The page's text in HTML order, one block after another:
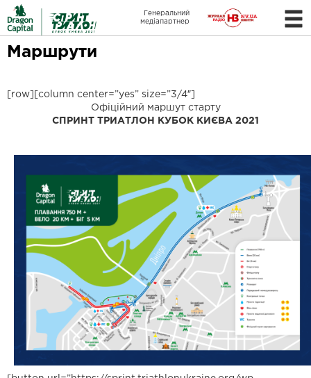
Генеральний
медіапартнер
Маршрути
[row][column center=”yes” size=”3/4″]
Офіційний маршут старту
СПРИНТ ТРИАТЛОН КУБОК КИЄВА 2021